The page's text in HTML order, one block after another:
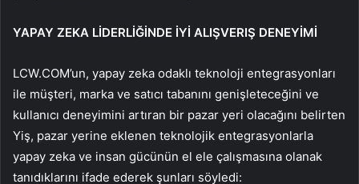
YAPAY ZEKA LİDERLİĞİNDE İYİ ALIŞVERIŞ DENEYİMİ
LCW.COM’un, yapay zeka odaklı teknoloji entegrasyonları
ile müşteri, marka ve satıcı tabanını genişleteceğini ve
kullanıcı deneyimini artıran bir pazar yeri olacağını belirten
Yiş, pazar yerine eklenen teknolojik entegrasyonlarla
yapay zeka ve insan gücünün el ele çalışmasına olanak
tanıdıklarını ifade ederek şunları söyledi: